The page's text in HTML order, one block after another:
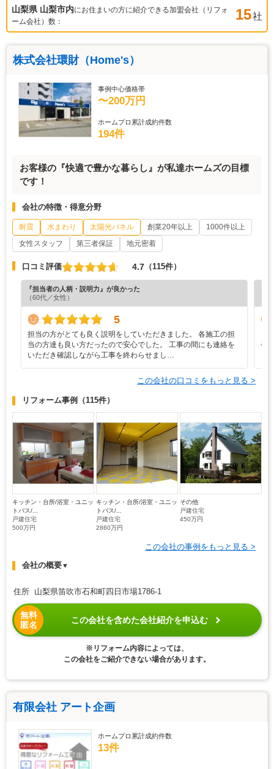
山梨県 山梨市内にお住まいの方に紹介できる加盟会社（リフォ
ーム会社）数：
15社
株式会社環財（Home's）
事例中心価格帯
〜200万円
ホームプロ累計成約件数
194件
お客様の『快適で豊かな暮らし』が私達ホームズの目標
です！
会社の特徴・得意分野
耐震 水まわり 太陽光パネル 創業20年以上
1000件以上
女性スタッフ
第三者保証 地元密着
口コミ評価 4.7 （115件）
『担当者の人柄・説明力』が良かった
（60代／女性）
5
担当の方がとても良く説明をしていただきました。 各施工の担
当の方達も良い方だったので安心でした。 工事の間にも連絡を
いただき確認しながら工事を終わらせまし…
や
この会社の口コミをもっと見る >
リフォーム事例 （115件）
キッチン・台所/浴室・ユニッ
トバス/...
戸建住宅
500万円
キッチン・台所/浴室・ユニッ
トバス/...
戸建住宅
2860万円
その他
戸建住宅
450万円
この会社の事例をもっと見る >
会社の概要▼
住所 山梨県笛吹市石和町四日市場1786-1
無料
匿名
この会社を含めた会社紹介を申込む
※リフォーム内容によっては、
この会社をご紹介できない場合があります。
有限会社 アート企画
ホームプロ累計成約件数
13件